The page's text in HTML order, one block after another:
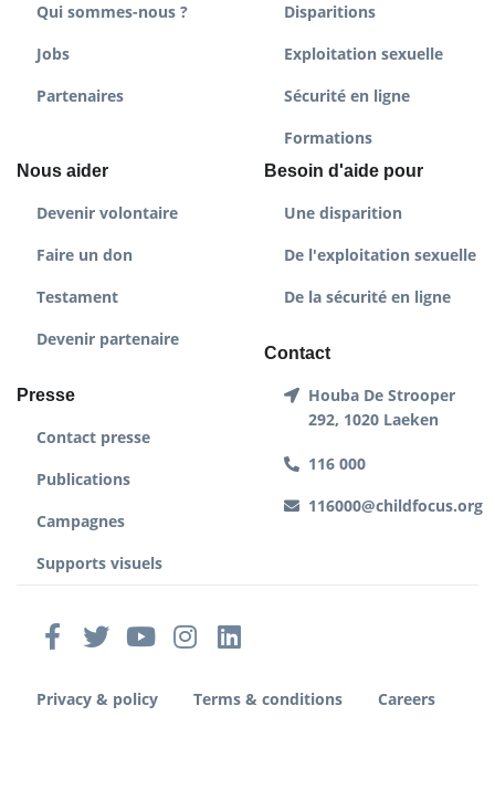
Qui sommes-nous ?
Jobs
Partenaires
Disparitions
Exploitation sexuelle
Sécurité en ligne
Formations
Nous aider
Devenir volontaire
Faire un don
Testament
Devenir partenaire
Presse
Contact presse
Publications
Campagnes
Supports visuels
Besoin d'aide pour
Une disparition
De l'exploitation sexuelle
De la sécurité en ligne
Contact
Houba De Strooper
292, 1020 Laeken
116 000
116000@childfocus.org
Privacy & policy Terms & conditions Careers